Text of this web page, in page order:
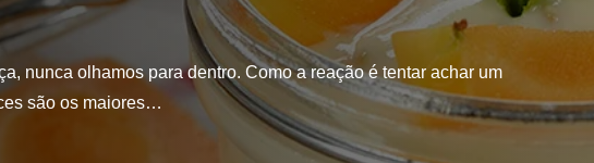
nunca olhamos para dentro. Como a reação é tentar achar um
são os maiores…